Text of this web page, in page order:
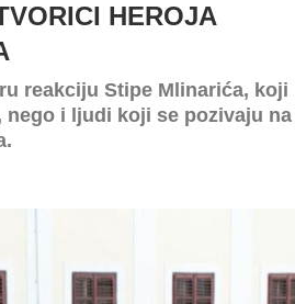
HEROJA
reakciju Stipe Mlinarića, koji
i ljudi koji se pozivaju na